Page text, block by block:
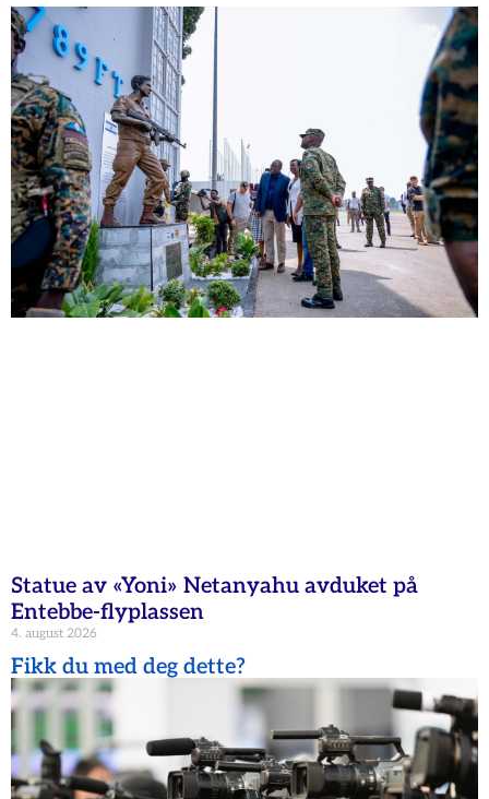
Statue av «Yoni» Netanyahu avduket på
Entebbe-flyplassen
4. august 2026
Fikk du med deg dette?